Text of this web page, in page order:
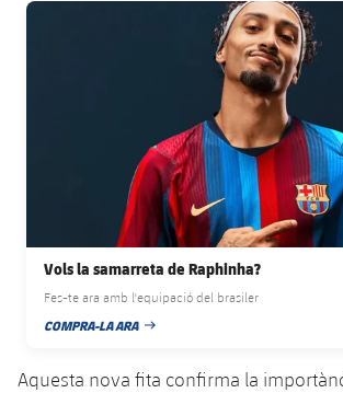
Hockey Herba Masculí
Hockey Herba Femení
Escola de Patinatge
Actualitat
Jugadors
Resultats
plusicon
Notícies
Voleibol masculí
Voleibol femení
Apunta't a les amateurs
plusicon
Apunta't a les amateurs
Carnet de l'Esportista Amateur
PLUSICON
MÉS
League of Legends
VALORANT Rising
FC Barcelona club badge
Vols la samarreta de Raphinha?
Fes-te ara amb l'equipació del brasiler
COMPRA-LA ARA
DATA DE PUBLICACIÓ
Aquesta nova fita confirma la